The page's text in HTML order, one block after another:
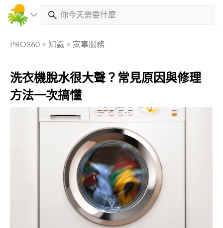
PRO360 > 知識 > 家事服務
洗衣機脫水很大聲？常見原因與修理
方法一次搞懂